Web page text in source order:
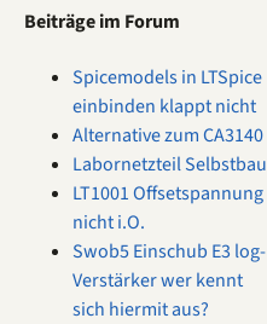
Beiträge im Forum
Spicemodels in LTSpice
einbinden klappt nicht
Alternative zum CA3140
Labornetzteil Selbstbau
LT1001 Offsetspannung
nicht i.O.
Swob5 Einschub E3 log-
Verstärker wer kennt
sich hiermit aus?